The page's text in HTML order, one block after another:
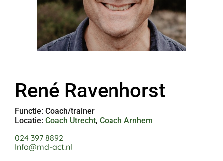
René Ravenhorst
Functie: Coach/trainer
Locatie: Coach Utrecht, Coach Arnhem
024 397 8892
Info@md-act.nl